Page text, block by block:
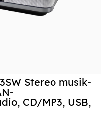
Stereo musik-
CD/MP3, USB,